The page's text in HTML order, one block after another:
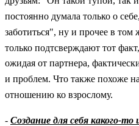
постоянно думала только о
заботиться", ну и прочее в
только подтсверждают тот
ожидая от партнера,
и проблем. Что также похоже
отношению ко взрослому.
- Создание для себя какого-то